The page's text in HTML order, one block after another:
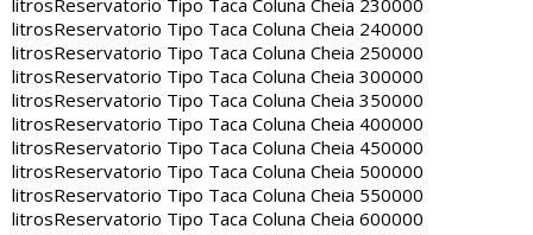
litrosReservatorio Tipo Taca Coluna Cheia 230000
litrosReservatorio Tipo Taca Coluna Cheia 240000
litrosReservatorio Tipo Taca Coluna Cheia 250000
litrosReservatorio Tipo Taca Coluna Cheia 300000
litrosReservatorio Tipo Taca Coluna Cheia 350000
litrosReservatorio Tipo Taca Coluna Cheia 400000
litrosReservatorio Tipo Taca Coluna Cheia 450000
litrosReservatorio Tipo Taca Coluna Cheia 500000
litrosReservatorio Tipo Taca Coluna Cheia 550000
litrosReservatorio Tipo Taca Coluna Cheia 600000